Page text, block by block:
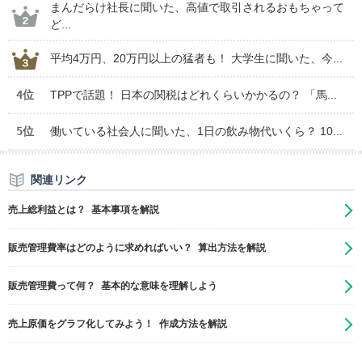
まんだらけ社長に聞いた、高値で取引されるおもちゃって
ど...
平均4万円、20万円以上の猛者も！ 大学生に聞いた、今...
4位 TPPで話題！ 日本の関税はどれくらいかかるの？ 「馬...
5位 働いている社会人に聞いた、1日の飲み物代いくら？ 10...
関連リンク
売上総利益とは？ 基本事項を解説
販売管理費率はどのように求めればいい？ 算出方法を解説
販売管理費って何？ 基本的な意味を理解しよう
売上原価をグラフ化してみよう！ 作成方法を解説